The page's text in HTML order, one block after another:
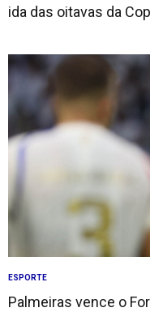
ida das oitavas da
ESPORTE
Palmeiras vence o